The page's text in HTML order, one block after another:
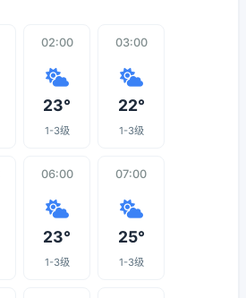
02:00
23°
1-3级
03:00
22°
1-3级
06:00
23°
1-3级
07:00
25°
1-3级